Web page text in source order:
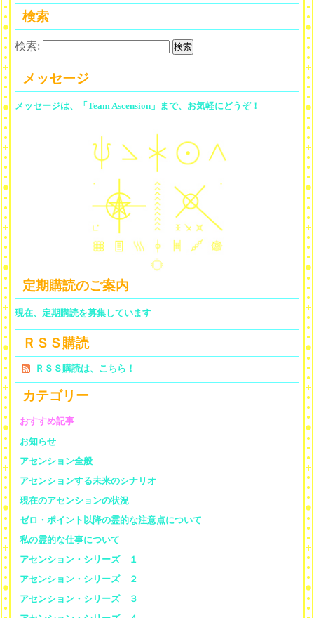
検索
検索:
メッセージ
メッセージは、「Team Ascension」まで、お気軽にどうぞ！
定期購読のご案内
現在、定期購読を募集しています
ＲＳＳ購読
ＲＳＳ購読は、こちら！
カテゴリー
おすすめ記事
お知らせ
アセンション全般
アセンションする未来のシナリオ
現在のアセンションの状況
ゼロ・ポイント以降の霊的な注意点について
私の霊的な仕事について
アセンション・シリーズ １
アセンション・シリーズ ２
アセンション・シリーズ ３